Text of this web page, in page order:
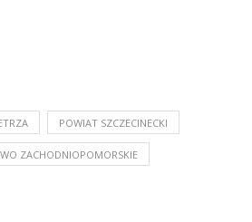
POWIAT SZCZECINECKI
ZACHODNIOPOMORSKIE